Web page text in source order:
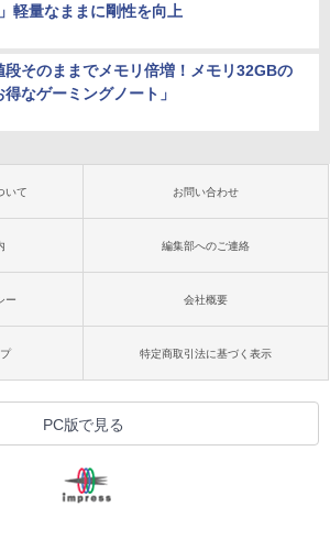
軽量なままに剛性を向上
段そのままでメモリ倍増！メモリ32GBの
得なゲーミングノート」
いて お問い合わせ
編集部へのご連絡
ー 会社概要
特定商取引法に基づく表示
PC版で見る